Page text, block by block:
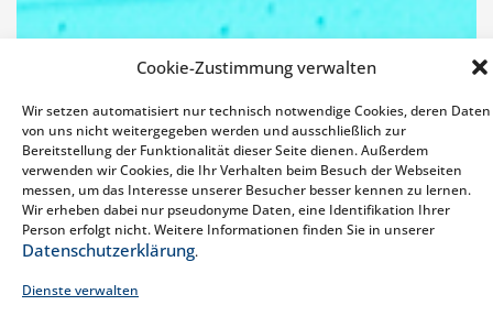
Cookie-Zustimmung verwalten
Wir setzen automatisiert nur technisch notwendige Cookies, deren Daten
von uns nicht weitergegeben werden und ausschließlich zur
Bereitstellung der Funktionalität dieser Seite dienen. Außerdem
verwenden wir Cookies, die Ihr Verhalten beim Besuch der Webseiten
messen, um das Interesse unserer Besucher besser kennen zu lernen.
Wir erheben dabei nur pseudonyme Daten, eine Identifikation Ihrer
Person erfolgt nicht. Weitere Informationen finden Sie in unserer
Datenschutzerklärung.
Dienste verwalten